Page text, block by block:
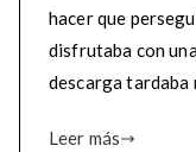
hacer que
disfrutaba con
descarga tardaba
Leer más